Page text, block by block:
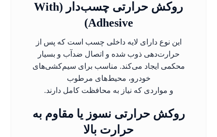
روکش حرارتی چسب‌دار (With
Adhesive)
این نوع دارای لایه داخلی چسب است که پس از
حرارت‌دهی ذوب شده و اتصال ضدآب و بسیار
محکمی ایجاد می‌کند. مناسب برای سیم‌کشی‌های
خودرو، محیط‌های مرطوب
و مواردی که نیاز به محافظت کامل دارند.
روکش حرارتی نسوز یا مقاوم به
حرارت بالا